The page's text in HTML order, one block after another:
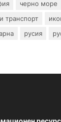
черно море
транспорт
русия